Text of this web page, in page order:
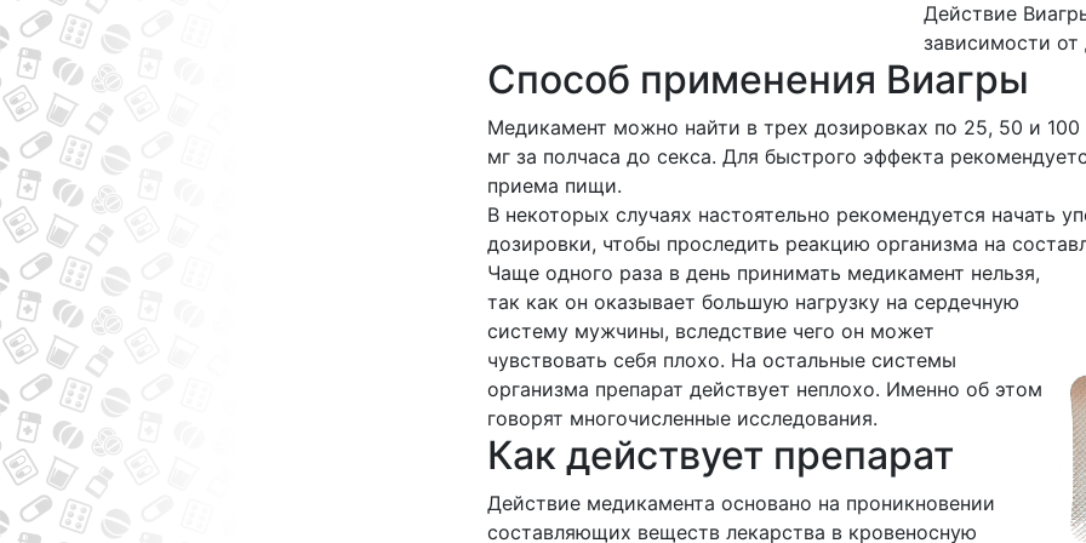
Действие
зависимости
Способ применения Виагры
Медикамент можно найти в трех дозировках по 25, 50 и
мг за полчаса до секса. Для быстрого эффекта
приема пищи.
В некоторых случаях настоятельно рекомендуется начать
дозировки, чтобы проследить реакцию организма на
Чаще одного раза в день принимать медикамент нельзя,
так как он оказывает большую нагрузку на сердечную
систему мужчины, вследствие чего он может
чувствовать себя плохо. На остальные системы
организма препарат действует неплохо. Именно об этом
говорят многочисленные исследования.
Как действует препарат
Действие медикамента основано на проникновении
составляющих веществ лекарства в кровеносную